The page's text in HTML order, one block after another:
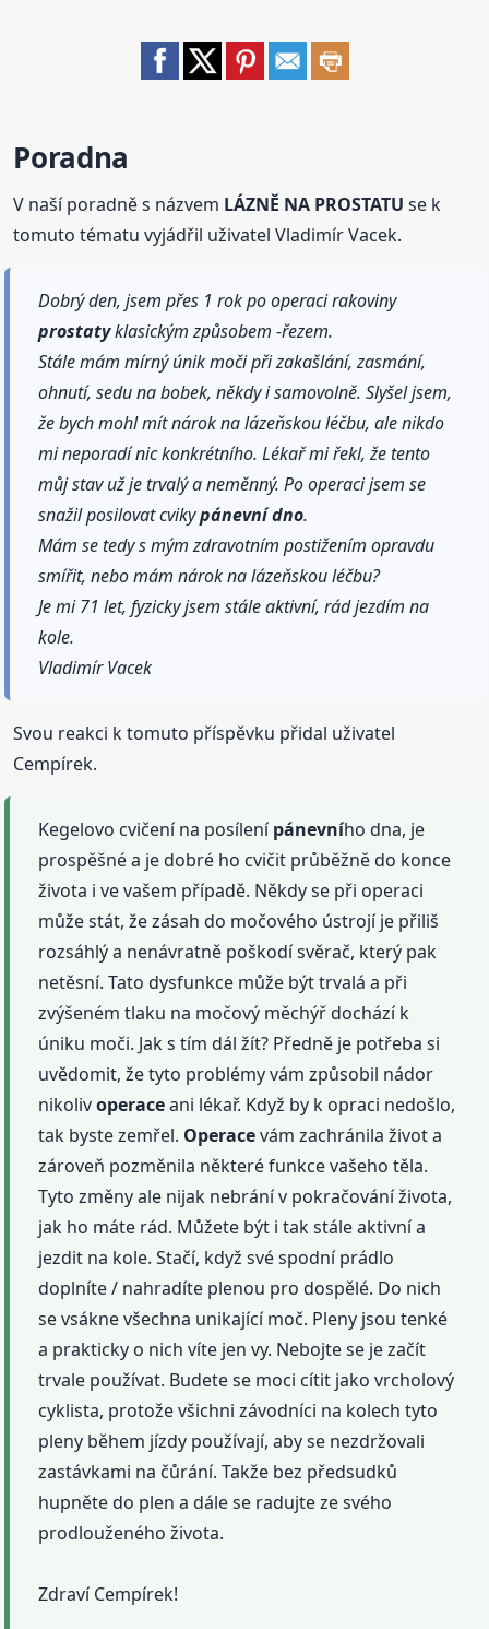
Poradna
V naší poradně s názvem LÁZNĚ NA PROSTATU se k
tomuto tématu vyjádřil uživatel Vladimír Vacek.
Dobrý den, jsem přes 1 rok po operaci rakoviny
prostatyklasickým způsobem -řezem.
Stále mám mírný únik moči při zakašlání, zasmání,
ohnutí, sedu na bobek, někdy i samovolně. Slyšel jsem,
že bych mohl mít nárok na lázeňskou léčbu, ale nikdo
mi neporadí nic konkrétního. Lékař mi řekl, že tento
můj stav už je trvalý a neměnný. Po operaci jsem se
snažil posilovat cvikypánevnídno.
Mám se tedy s mým zdravotním postižením opravdu
smířit, nebo mám nárok na lázeňskou léčbu?
Je mi 71 let, fyzicky jsem stále aktivní, rád jezdím na
kole.
Vladimír Vacek
Svou reakci k tomuto příspěvku přidal uživatel
Cempírek.
Kegelovo cvičení na posílenípánevního dna, je
prospěšné a je dobré ho cvičit průběžně do konce
života i ve vašem případě. Někdy se při operaci
může stát, že zásah do močového ústrojí je přiliš
rozsáhlý a nenávratně poškodí svěrač, který pak
netěsní. Tato dysfunkce může být trvalá a při
zvýšeném tlaku na močový měchýř dochází k
úniku moči. Jak s tím dál žít? Předně je potřeba si
uvědomit, že tyto problémy vám způsobil nádor
nikolivoperaceani lékař. Když by k opraci nedošlo,
tak byste zemřel. Operacevám zachránila život a
zároveň pozměnila některé funkce vašeho těla.
Tyto změny ale nijak nebrání v pokračování života,
jak ho máte rád. Můžete být i tak stále aktivní a
jezdit na kole. Stačí, když své spodní prádlo
doplníte / nahradíte plenou pro dospělé. Do nich
se vsákne všechna unikající moč. Pleny jsou tenké
a prakticky o nich víte jen vy. Nebojte se je začít
trvale používat. Budete se moci cítit jako vrcholový
cyklista, protože všichni závodníci na kolech tyto
pleny během jízdy používají, aby se nezdržovali
zastávkami na čůrání. Takže bez předsudků
hupněte do plen a dále se radujte ze svého
prodlouženého života.
Zdraví Cempírek!